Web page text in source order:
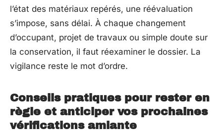
l’état des matériaux repérés, une réévaluation
s’impose, sans délai. À chaque changement
d’occupant, projet de travaux ou simple doute sur
la conservation, il faut réexaminer le dossier. La
vigilance reste le mot d’ordre.
Conseils pratiques pour rester en
règle et anticiper vos prochaines
vérifications amiante